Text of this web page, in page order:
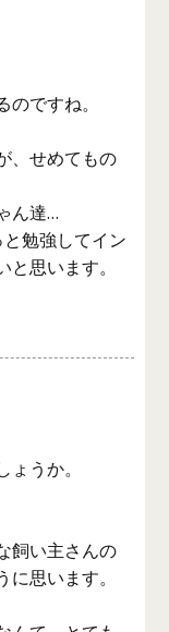
ですね。
、せめてもの
ん達…
勉強してイン
思います。
うか。
飼い主さんの
思います。